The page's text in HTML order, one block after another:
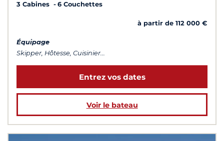
3 Cabines
6 Couchettes
à partir de 112 000 €
Équipage
Skipper, Hôtesse, Cuisinier...
Entrez vos dates
Voir le bateau